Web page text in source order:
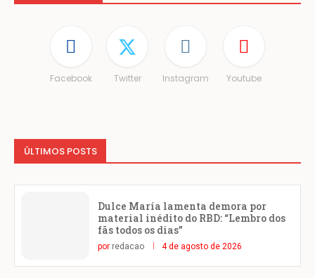
Facebook Twitter Instagram Youtube
ÚLTIMOS POSTS
Dulce María lamenta demora por
material inédito do RBD: “Lembro dos
fãs todos os dias”
por redacao 4 de agosto de 2026